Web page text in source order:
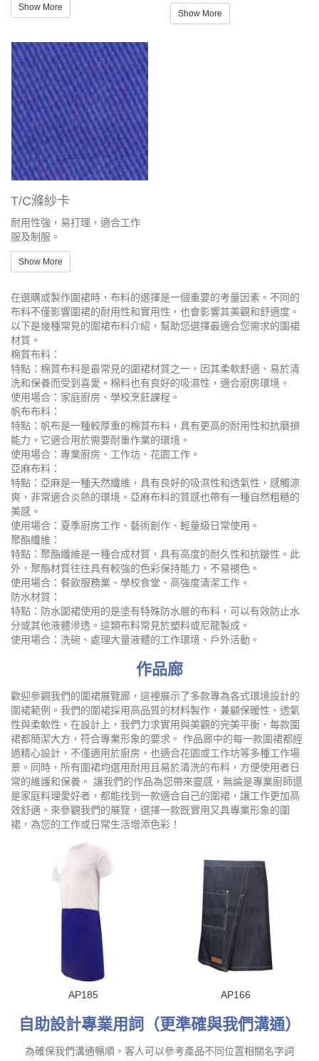
Show More
Show More
T/C滌紗卡
耐用性強，易打理，適合工作
服及制服。
Show More
在選購或製作圍裙時，布料的選擇是一個重要的考量因素。不同的
布料不僅影響圍裙的耐用性和實用性，也會影響其美觀和舒適度。
以下是幾種常見的圍裙布料介紹，幫助您選擇最適合您需求的圍裙
材質。
棉質布料：
特點：棉質布料是最常見的圍裙材質之一，因其柔軟舒適、易於清
洗和保養而受到喜愛。棉料也有良好的吸濕性，適合廚房環境。
使用場合：家庭廚房、學校烹飪課程。
帆布布料：
特點：帆布是一種較厚重的棉質布料，具有更高的耐用性和抗磨損
能力。它適合用於需要耐重作業的環境。
使用場合：專業廚房、工作坊、花園工作。
亞麻布料：
特點：亞麻是一種天然纖維，具有良好的吸濕性和透氣性，感觸涼
爽，非常適合炎熱的環境。亞麻布料的質感也帶有一種自然粗糙的
美感。
使用場合：夏季廚房工作、藝術創作、輕量級日常使用。
聚酯纖維：
特點：聚酯纖維是一種合成材質，具有高度的耐久性和抗皺性。此
外，聚酯材質往往具有較強的色彩保持能力，不易褪色。
使用場合：餐飲服務業、學校食堂、高強度清潔工作。
防水材質：
特點：防水圍裙使用的是塗有特殊防水層的布料，可以有效防止水
分或其他液體滲透。這類布料常見於塑料或尼龍製成。
使用場合：洗碗、處理大量液體的工作環境、戶外活動。
作品廊
歡迎參觀我們的圍裙展覽廊，這裡展示了多款專為各式環境設計的
圍裙範例。我們的圍裙採用高品質的材料製作，兼顧保暖性、透氣
性與柔軟性。在設計上，我們力求實用與美觀的完美平衡，每款圍
裙都簡潔大方，符合專業形象的要求。 作品廊中的每一款圍裙都經
過精心設計，不僅適用於廚房，也適合花園或工作坊等多種工作場
景。同時，所有圍裙均選用耐用且易於清洗的布料，方便使用者日
常的維護和保養。 讓我們的作品為您帶來靈感，無論是專業廚師還
是家庭料理愛好者，都能找到一款適合自己的圍裙，讓工作更加高
效舒適。來參觀我們的展覽，選擇一款既實用又具專業形象的圍
裙，為您的工作或日常生活增添色彩！
AP185 AP166
自助設計專業用詞（更準確與我們溝通）
為確保我們溝通暢順，客人可以參考產品不同位置相關名字詞